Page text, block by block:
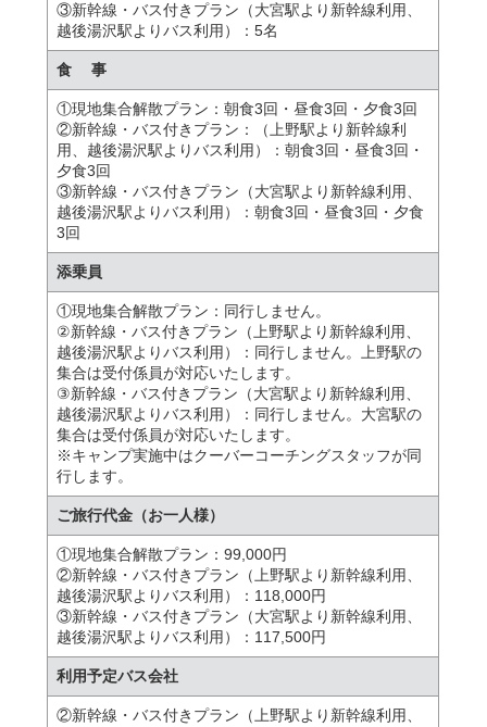
③新幹線・バス付きプラン（大宮駅より新幹線利用、
越後湯沢駅よりバス利用）：5名
食 事
①現地集合解散プラン：朝食3回・昼食3回・夕食3回
②新幹線・バス付きプラン：（上野駅より新幹線利
用、越後湯沢駅よりバス利用）：朝食3回・昼食3回・
夕食3回
③新幹線・バス付きプラン（大宮駅より新幹線利用、
越後湯沢駅よりバス利用）：朝食3回・昼食3回・夕食
3回
添乗員
①現地集合解散プラン：同行しません。
②新幹線・バス付きプラン（上野駅より新幹線利用、
越後湯沢駅よりバス利用）：同行しません。上野駅の
集合は受付係員が対応いたします。
③新幹線・バス付きプラン（大宮駅より新幹線利用、
越後湯沢駅よりバス利用）：同行しません。大宮駅の
集合は受付係員が対応いたします。
※キャンプ実施中はクーバーコーチングスタッフが同
行します。
ご旅行代金（お一人様）
①現地集合解散プラン：99,000円
②新幹線・バス付きプラン（上野駅より新幹線利用、
越後湯沢駅よりバス利用）：118,000円
③新幹線・バス付きプラン（大宮駅より新幹線利用、
越後湯沢駅よりバス利用）：117,500円
利用予定バス会社
②新幹線・バス付きプラン（上野駅より新幹線利用、